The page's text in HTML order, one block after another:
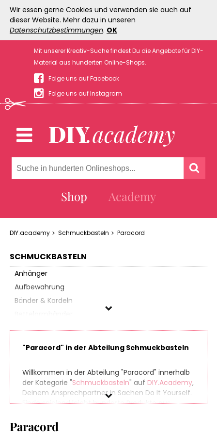
Wir essen gerne Cookies und verwenden sie auch auf
dieser Website. Mehr dazu in unseren
Datenschutzbestimmungen. OK
Mit unserer Kreativ-Suche findest Du die Angebote für DIY-
Material aus hunderten Online-Shops.
Folge uns auf Facebook
Folge uns auf Instagram
Shop Academy
DIY.academy Schmuckbasteln Paracord
SCHMUCKBASTELN
Anhänger
Aufbewahrung
Bänder & Kordeln
Colliers
Gravur-Zubehör
Ketten
Ohrschmuck
Perlen & Steine
"Paracord" in der Abteilung Schmuckbasteln
Willkommen in der Abteilung "Paracord" innerhalb
der Kategorie "Schmuckbasteln" auf DIY.Academy,
Deinem Ansprechpartner in Sachen Do It Yourself.
Finde spielend leicht hunderte Produkte aus
nächstes (oder übernächstes) Projekt eignen. Und
Paracord